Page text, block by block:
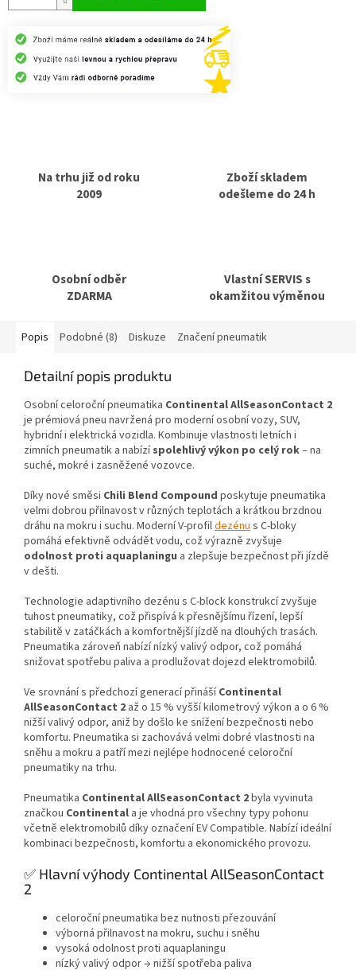
Na trhu již od roku
2009
Zboží skladem
odešleme do 24 h
Osobní odběr
ZDARMA
Vlastní SERVIS s
okamžitou výměnou
Popis Podobné (8) Diskuze Značení pneumatik
Detailní popis produktu
Osobní celoroční pneumatika Continental AllSeasonContact 2
je prémiová pneu navržená pro moderní osobní vozy, SUV,
hybridní i elektrická vozidla. Kombinuje vlastnosti letních i
zimních pneumatik a nabízíspolehlivý výkon po celý rok– na
suché, mokré i zasněžené vozovce.
Díky nové směsi Chili Blend Compound poskytuje pneumatika
velmi dobrou přilnavost v různých teplotách a krátkou brzdnou
dráhu na mokru i suchu. Moderní V-profildezénus C-bloky
pomáhá efektivně odvádět vodu, což výrazně zvyšuje
odolnost proti aquaplaningu a zlepšuje bezpečnost při jízdě
v dešti.
Technologie adaptivního dezénu s C-block konstrukcí zvyšuje
tuhost pneumatiky, což přispívá k přesnějšímu řízení, lepší
stabilitě v zatáčkách a komfortnější jízdě na dlouhých trasách.
Pneumatika zároveň nabízí nízký valivý odpor, což pomáhá
snižovat spotřebu paliva a prodlužovat dojezd elektromobilů.
Ve srovnání s předchozí generací přinášíContinental
AllSeasonContact 2 až o 15 % vyšší kilometrový výkon a o 6 %
nižší valivý odpor, aniž by došlo ke snížení bezpečnosti nebo
komfortu. Pneumatika si zachovává velmi dobré vlastnosti na
sněhu a mokru a patří mezi nejlépe hodnocené celoroční
pneumatiky na trhu.
Pneumatika Continental AllSeasonContact 2byla vyvinuta
značkou Continental a je vhodná pro všechny typy pohonu
včetně elektromobilů díky označení EV Compatible. Nabízí ideální
kombinaci bezpečnosti, komfortu a ekonomického provozu.
✅ Hlavní výhody Continental AllSeasonContact
2
celoroční pneumatika bez nutnosti přezouvání
výborná přilnavost na mokru, suchu i sněhu
vysoká odolnost proti aquaplaningu
nízký valivý odpor → nižší spotřeba paliva